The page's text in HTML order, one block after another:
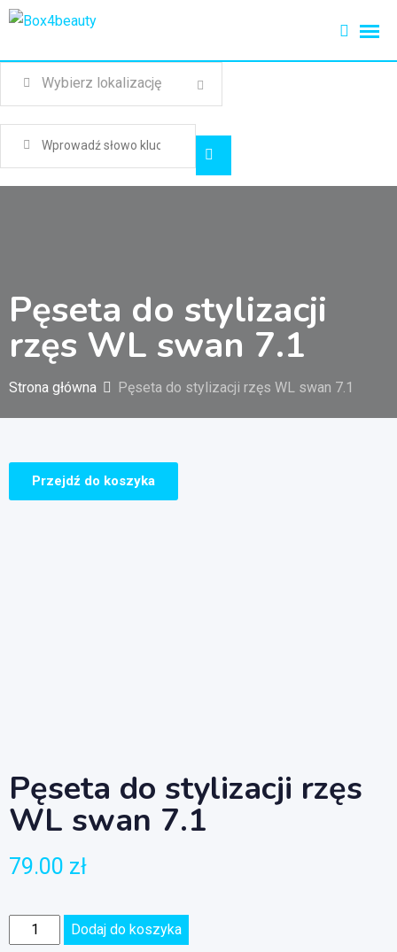
Pęseta do stylizacji
rzęs WL swan 7.1
Strona główna Pęseta do stylizacji rzęs WL swan 7.1
Przejdź do koszyka
Pęseta do stylizacji rzęs
WL swan 7.1
79.00 zł
Dodaj do koszyka